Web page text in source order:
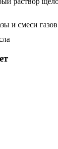
и смеси газов